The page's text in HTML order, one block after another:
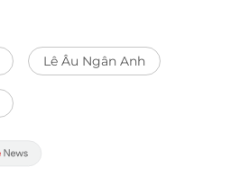
Lê Âu Ngân Anh